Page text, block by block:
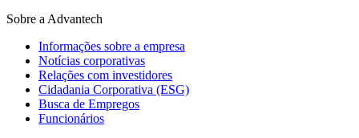
Sobre a Advantech
Informações sobre a empresa
Notícias corporativas
Relações com investidores
Cidadania Corporativa (ESG)
Busca de Empregos
Funcionários